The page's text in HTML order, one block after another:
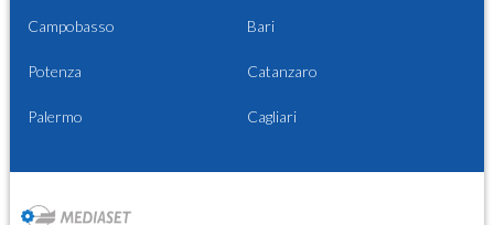
Campobasso Bari
Potenza Catanzaro
Palermo Cagliari